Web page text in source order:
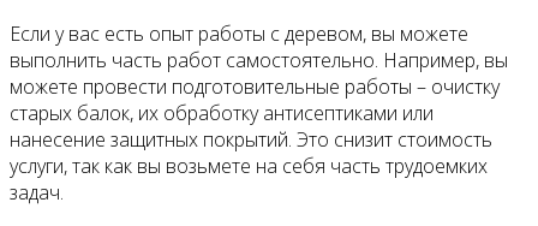
Если у вас есть опыт работы с деревом, вы можете
выполнить часть работ самостоятельно. Например, вы
можете провести подготовительные работы – очистку
старых балок, их обработку антисептиками или
нанесение защитных покрытий. Это снизит стоимость
услуги, так как вы возьмете на себя часть трудоемких
задач.